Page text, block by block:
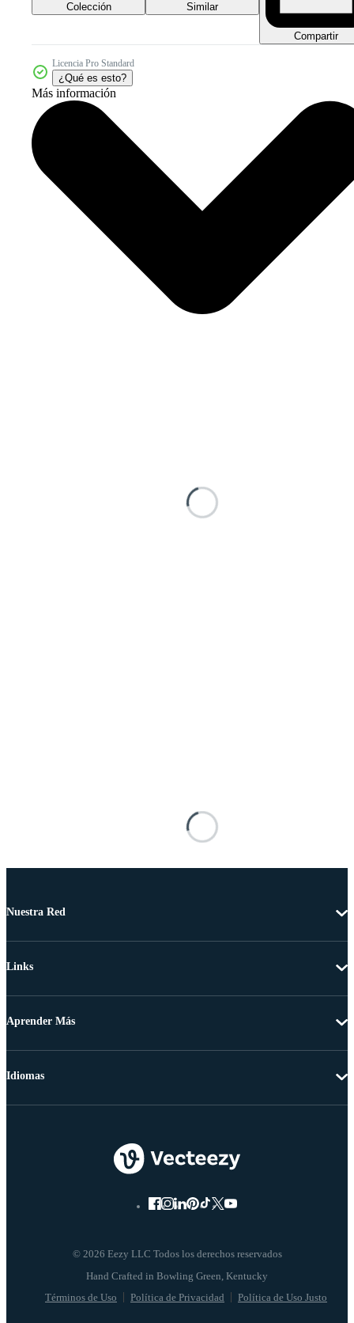
Colección Similar
Compartir
Licencia Pro Standard
¿Qué es esto?
Más información
Nuestra Red
Links
Aprender Más
© 2026 Eezy LLC Todos los derechos reservados
Términos de Uso Política de Privacidad Política de Uso Justo
Idiomas